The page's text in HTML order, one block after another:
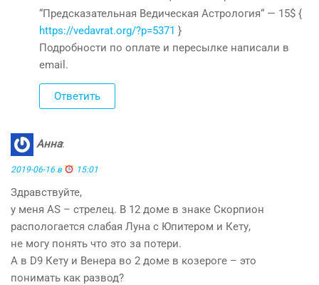
“Предсказательная Ведическая Астрология“ — 15$ {
https://vedavrat.org/?p=5371 }
Подробности по оплате и пересылке написали в
email.
Ответить
Анна:
2019-06-16 в 15:01
Здравствуйте,
у меня АS – стрелец. В 12 доме в знаке Скорпион
распологается слабая Луна с Юпитером и Кету,
не могу понять что это за потери.
А в D9 Кету и Венера во 2 доме в козероге – это
понимать как развод?